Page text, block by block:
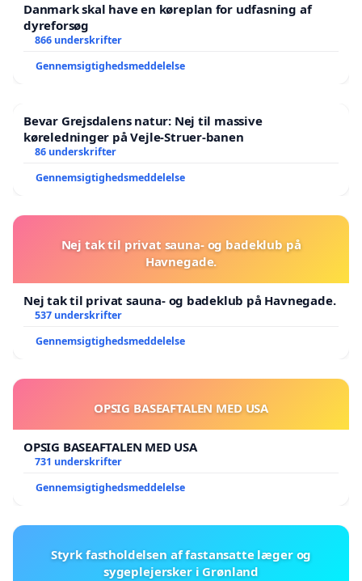
Danmark skal have en køreplan for udfasning af
dyreforsøg
866 underskrifter
Gennemsigtighedsmeddelelse
Bevar Grejsdalens natur: Nej til massive
køreledninger på Vejle-Struer-banen
86 underskrifter
Gennemsigtighedsmeddelelse
Nej tak til privat sauna- og badeklub på
Havnegade.
Nej tak til privat sauna- og badeklub på Havnegade.
537 underskrifter
Gennemsigtighedsmeddelelse
OPSIG BASEAFTALEN MED USA
OPSIG BASEAFTALEN MED USA
731 underskrifter
Gennemsigtighedsmeddelelse
Styrk fastholdelsen af fastansatte læger og
sygeplejersker i Grønland